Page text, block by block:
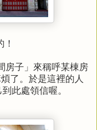
房子」來稱呼某棟房
了。 於是這裡的人
此處領信喔。